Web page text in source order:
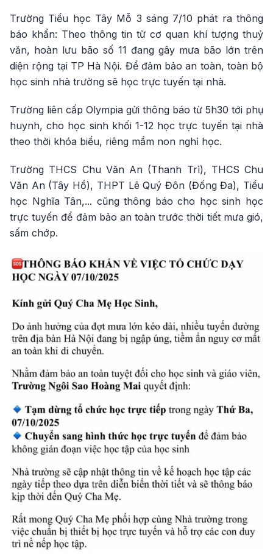
Trường Tiểu học Tây Mỗ 3 sáng 7/10 phát ra thông
báo khẩn: Theo thông tin từ cơ quan khí tượng thuỷ
văn, hoàn lưu bão số 11 đang gây mưa bão lớn trên
diện rộng tại TP Hà Nội. Để đảm bảo an toàn, toàn bộ
học sinh nhà trường sẽ học trực tuyến tại nhà.
Trường liên cấp Olympia gửi thông báo từ 5h30 tới phụ
huynh, cho học sinh khối 1-12 học trực tuyến tại nhà
theo thời khóa biểu, riêng mầm non nghỉ học.
Trường THCS Chu Văn An (Thanh Trì), THCS Chu
Văn An (Tây Hồ), THPT Lê Quý Đôn (Đống Đa), Tiểu
học Nghĩa Tân,... cũng thông báo cho học sinh học
trực tuyến để đảm bảo an toàn trước thời tiết mưa gió,
sấm chớp.